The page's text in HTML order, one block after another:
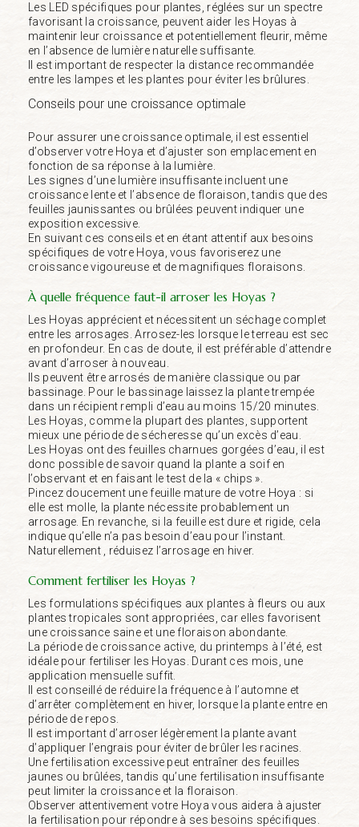
Les LED spécifiques pour plantes, réglées sur un spectre
favorisant la croissance, peuvent aider les Hoyas à
maintenir leur croissance et potentiellement fleurir, même
en l’absence de lumière naturelle suffisante.
Il est important de respecter la distance recommandée
entre les lampes et les plantes pour éviter les brûlures.
Conseils pour une croissance optimale
Pour assurer une croissance optimale, il est essentiel
d’observer votre Hoya et d’ajuster son emplacement en
fonction de sa réponse à la lumière.
Les signes d’une lumière insuffisante incluent une
croissance lente et l’absence de floraison, tandis que des
feuilles jaunissantes ou brûlées peuvent indiquer une
exposition excessive.
En suivant ces conseils et en étant attentif aux besoins
spécifiques de votre Hoya, vous favoriserez une
croissance vigoureuse et de magnifiques floraisons.
À quelle fréquence faut-il arroser les Hoyas ?
Les Hoyas apprécient et nécessitent un séchage complet
entre les arrosages. Arrosez-les lorsque le terreau est sec
en profondeur. En cas de doute, il est préférable d’attendre
avant d’arroser à nouveau.
Ils peuvent être arrosés de manière classique ou par
bassinage. Pour le bassinage laissez la plante trempée
dans un récipient rempli d’eau au moins 15/20 minutes.
Les Hoyas, comme la plupart des plantes, supportent
mieux une période de sécheresse qu’un excès d’eau.
Les Hoyas ont des feuilles charnues gorgées d’eau, il est
donc possible de savoir quand la plante a soif en
l’observant et en faisant le test de la « chips ».
Pincez doucement une feuille mature de votre Hoya : si
elle est molle, la plante nécessite probablement un
arrosage. En revanche, si la feuille est dure et rigide, cela
indique qu’elle n’a pas besoin d’eau pour l’instant.
Naturellement , réduisez l’arrosage en hiver.
Comment fertiliser les Hoyas ?
Les formulations spécifiques aux plantes à fleurs ou aux
plantes tropicales sont appropriées, car elles favorisent
une croissance saine et une floraison abondante.
La période de croissance active, du printemps à l’été, est
idéale pour fertiliser les Hoyas. Durant ces mois, une
application mensuelle suffit.
Il est conseillé de réduire la fréquence à l’automne et
d’arrêter complètement en hiver, lorsque la plante entre en
période de repos.
Il est important d’arroser légèrement la plante avant
d’appliquer l’engrais pour éviter de brûler les racines.
Une fertilisation excessive peut entraîner des feuilles
jaunes ou brûlées, tandis qu’une fertilisation insuffisante
peut limiter la croissance et la floraison.
Observer attentivement votre Hoya vous aidera à ajuster
la fertilisation pour répondre à ses besoins spécifiques.